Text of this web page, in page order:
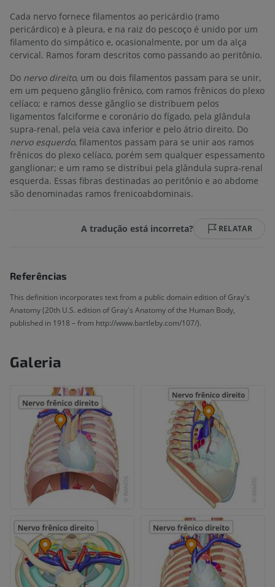
Cada nervo fornece filamentos ao pericárdio (ramo
pericárdico) e à pleura, e na raiz do pescoço é unido por um
filamento do simpático e, ocasionalmente, por um da alça
cervical. Ramos foram descritos como passando ao peritônio.
Do nervo direito, um ou dois filamentos passam para se unir,
em um pequeno gânglio frênico, com ramos frênicos do plexo
celíaco; e ramos desse gânglio se distribuem pelos
ligamentos falciforme e coronário do fígado, pela glândula
supra-renal, pela veia cava inferior e pelo átrio direito. Do
nervo esquerdo, filamentos passam para se unir aos ramos
frênicos do plexo celíaco, porém sem qualquer espessamento
ganglionar; e um ramo se distribui pela glândula supra-renal
esquerda. Essas fibras destinadas ao peritônio e ao abdome
são denominadas ramos frenicoabdominais.
A tradução está incorreta? RELATAR
Referências
This definition incorporates text from a public domain edition of Gray's
Anatomy (20th U.S. edition of Gray's Anatomy of the Human Body,
published in 1918 – from http://www.bartleby.com/107/).
Galeria